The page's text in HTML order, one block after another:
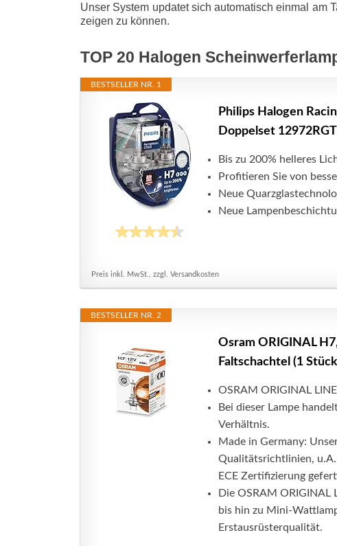
Unser System updatet sich automatisch einmal am
zeigen zu können.
TOP 20 Halogen
BESTSELLER NR. 1
Philips Halogen
Doppelset
Bis zu 200% helleres
Profitieren Sie von
Neue
Neue
Preis inkl. MwSt., zzgl. Versandkosten
BESTSELLER NR. 2
Osram ORIGINAL
Faltschachtel (1
OSRAM ORIGINAL
Bei dieser Lampe
Verhältnis.
Made in Germany:
Qualitätsrichtlinien,
ECE Zertifizierung
Die OSRAM
bis hin zu Mini-
Erstausrüsterqualität.